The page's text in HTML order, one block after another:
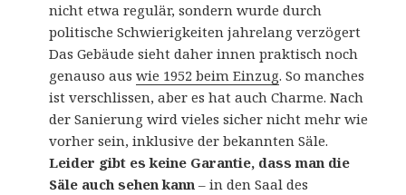
nicht etwa regulär, sondern wurde durch
politische Schwierigkeiten jahrelang verzögert
Das Gebäude sieht daher innen praktisch noch
genauso auswie 1952 beim Einzug. So manches
ist verschlissen, aber es hat auch Charme. Nach
der Sanierung wird vieles sicher nicht mehr wie
vorher sein, inklusive der bekannten Säle.
Leider gibt es keine Garantie, dass man die
Säle auch sehen kann – in den Saal des